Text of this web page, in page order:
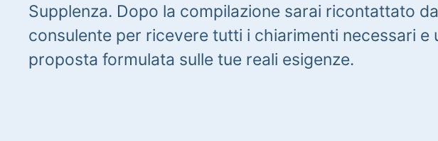
Supplenza. Dopo la compilazione sarai ricontattato
consulente per ricevere tutti i chiarimenti necessari e
proposta formulata sulle tue reali esigenze.